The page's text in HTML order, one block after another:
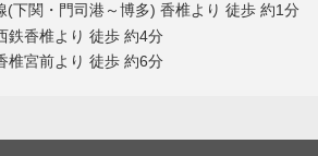
(下関・門司港～博多) 香椎より 徒歩 約1分
鉄香椎より 徒歩 約4分
椎宮前より 徒歩 約6分